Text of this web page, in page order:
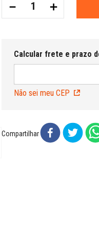
＋
－
Não sei meu CEP
Compartilhar